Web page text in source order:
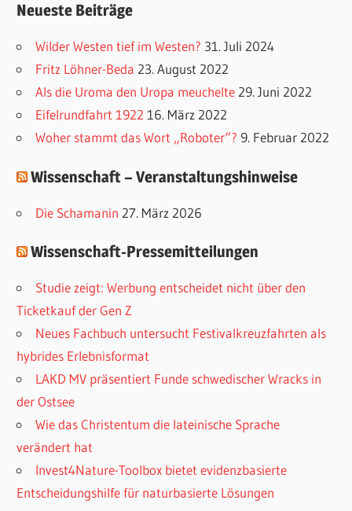
t
n
Neueste Beiträge
Wilder Westen tief im Westen? 31. Juli 2024
Fritz Löhner-Beda 23. August 2022
Als die Uroma den Uropa meuchelte 29. Juni 2022
Eifelrundfahrt 1922 16. März 2022
Woher stammt das Wort „Roboter“? 9. Februar 2022
Wissenschaft – Veranstaltungshinweise
Die Schamanin 27. März 2026
Wissenschaft-Pressemitteilungen
Studie zeigt: Werbung entscheidet nicht über den
Ticketkauf der Gen Z
Neues Fachbuch untersucht Festivalkreuzfahrten als
hybrides Erlebnisformat
LAKD MV präsentiert Funde schwedischer Wracks in
der Ostsee
Wie das Christentum die lateinische Sprache
verändert hat
Invest4Nature-Toolbox bietet evidenzbasierte
Entscheidungshilfe für naturbasierte Lösungen